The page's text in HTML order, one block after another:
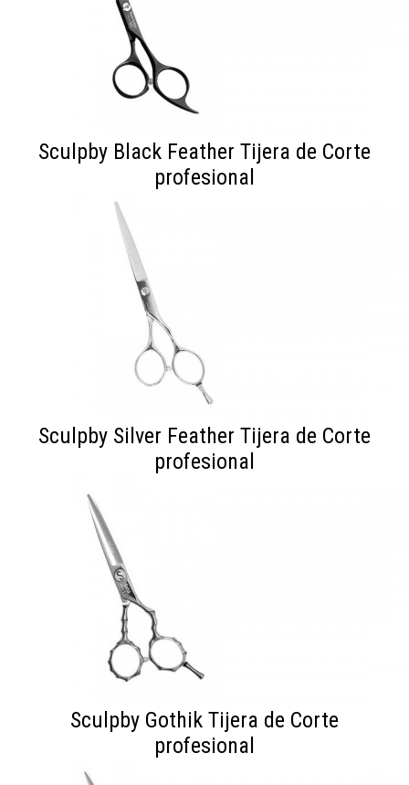
Sculpby Black Feather Tijera de Corte
profesional
Sculpby Silver Feather Tijera de Corte
profesional
Sculpby Gothik Tijera de Corte
profesional